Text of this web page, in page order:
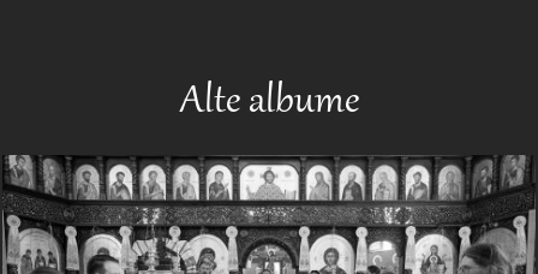
Alte albume